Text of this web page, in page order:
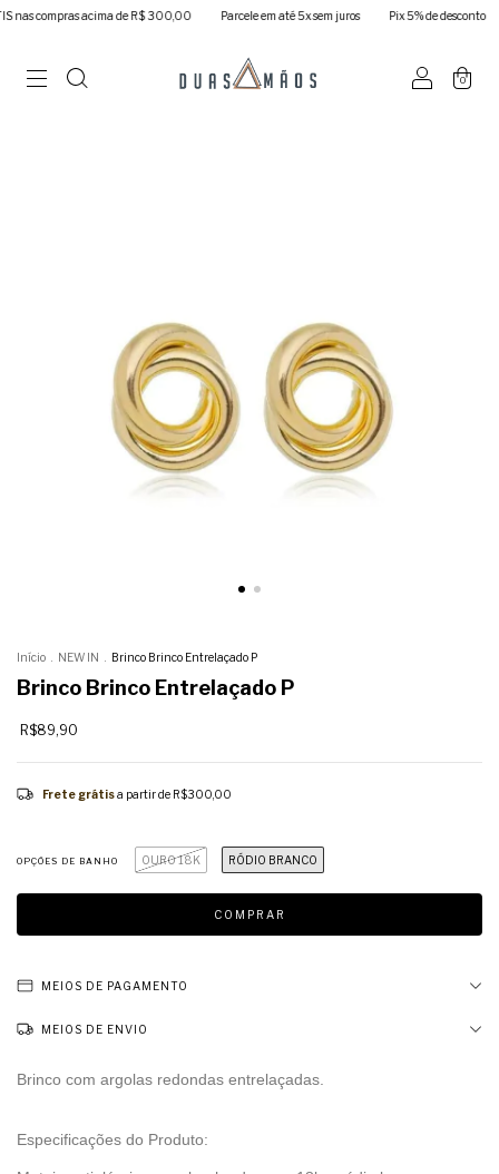
nas compras acima de R$ 300,00 Parcele em até 5x sem juros Pix 5% de desconto
0
Início NEW IN Brinco Brinco Entrelaçado P
Brinco Brinco Entrelaçado P
R$89,90
Frete grátisa partir de R$300,00
OPÇÕES DE BANHO OURO 18K RÓDIO BRANCO
MEIOS DE PAGAMENTO
MEIOS DE ENVIO
Brinco com argolas redondas entrelaçadas.
Especificações do Produto: